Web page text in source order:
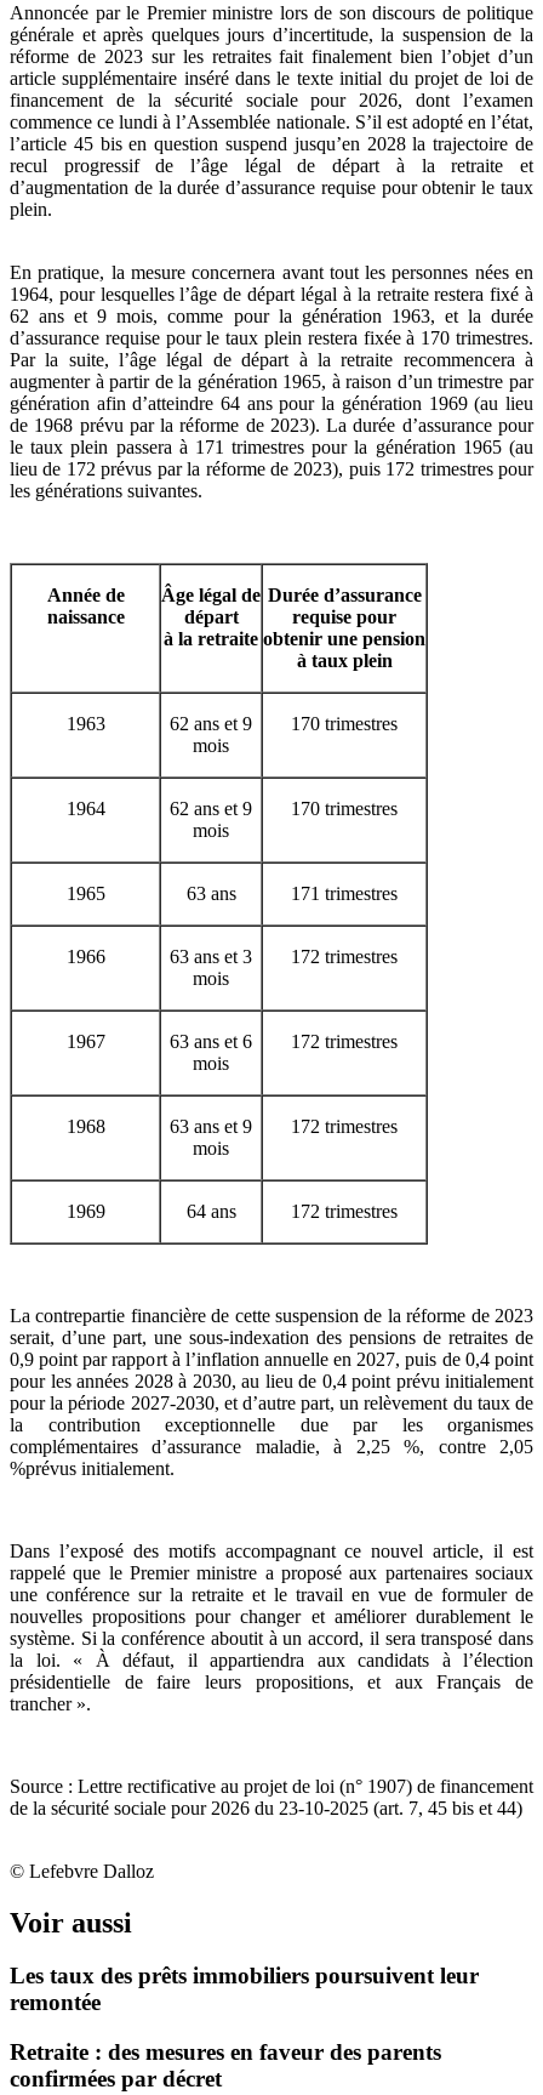
Annoncée par le Premier ministre lors de son discours de politique
générale et après quelques jours d’incertitude, la suspension de la
réforme de 2023 sur les retraites fait finalement bien l’objet d’un
article supplémentaire inséré dans le texte initial du projet de loi de
financement de la sécurité sociale pour 2026, dont l’examen
commence ce lundi à l’Assemblée nationale. S’il est adopté en l’état,
l’article 45 bis en question suspend jusqu’en 2028 la trajectoire de
recul progressif de l’âge légal de départ à la retraite et
d’augmentation de la durée d’assurance requise pour obtenir le taux
plein.
En pratique, la mesure concernera avant tout les personnes nées en
1964, pour lesquelles l’âge de départ légal à la retraite restera fixé à
62 ans et 9 mois, comme pour la génération 1963, et la durée
d’assurance requise pour le taux plein restera fixée à 170 trimestres.
Par la suite, l’âge légal de départ à la retraite recommencera à
augmenter à partir de la génération 1965, à raison d’un trimestre par
génération afin d’atteindre 64 ans pour la génération 1969 (au lieu
de 1968 prévu par la réforme de 2023). La durée d’assurance pour
le taux plein passera à 171 trimestres pour la génération 1965 (au
lieu de 172 prévus par la réforme de 2023), puis 172 trimestres pour
les générations suivantes.
Année de
naissance
Âge légal de
départ
à la retraite
Durée d’assurance
requise pour
obtenir une pension
à taux plein
1963
62 ans et 9
mois
170 trimestres
1964
62 ans et 9
mois
170 trimestres
1965 63 ans 171 trimestres
1966
63 ans et 3
mois
172 trimestres
1967
63 ans et 6
mois
172 trimestres
1968
63 ans et 9
mois
172 trimestres
1969 64 ans 172 trimestres
La contrepartie financière de cette suspension de la réforme de 2023
serait, d’une part, une sous-indexation des pensions de retraites de
0,9 point par rapport à l’inflation annuelle en 2027, puis de 0,4 point
pour les années 2028 à 2030, au lieu de 0,4 point prévu initialement
pour la période 2027-2030, et d’autre part, un relèvement du taux de
la contribution exceptionnelle due par les organismes
complémentaires d’assurance maladie, à 2,25 %, contre 2,05
%prévus initialement.
Dans l’exposé des motifs accompagnant ce nouvel article, il est
rappelé que le Premier ministre a proposé aux partenaires sociaux
une conférence sur la retraite et le travail en vue de formuler de
nouvelles propositions pour changer et améliorer durablement le
système. Si la conférence aboutit à un accord, il sera transposé dans
la loi. « À défaut, il appartiendra aux candidats à l’élection
présidentielle de faire leurs propositions, et aux Français de
trancher ».
Source : Lettre rectificative au projet de loi (n° 1907) de financement
de la sécurité sociale pour 2026 du 23-10-2025 (art. 7, 45 bis et 44)
© Lefebvre Dalloz
Voir aussi
Les taux des prêts immobiliers poursuivent leur
remontée
Retraite : des mesures en faveur des parents
confirmées par décret